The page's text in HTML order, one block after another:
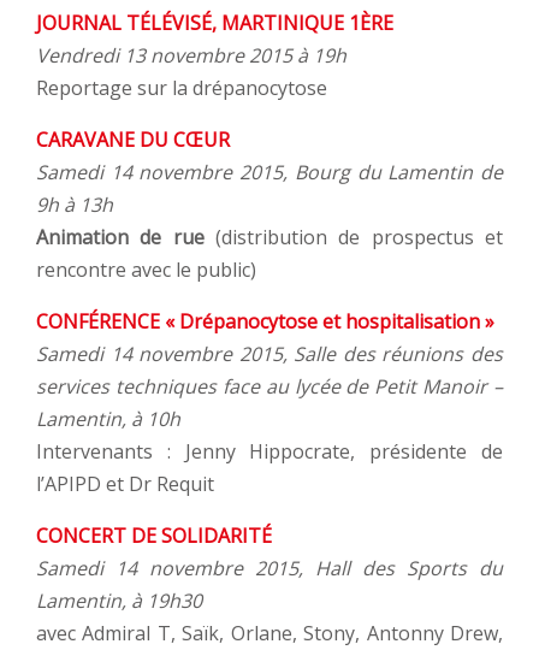
JOURNAL TÉLÉVISÉ, MARTINIQUE 1ÈRE
Vendredi 13 novembre 2015 à 19h
Reportage sur la drépanocytose
CARAVANE DU CŒUR
Samedi 14 novembre 2015, Bourg du Lamentin de
9h à 13h
Animation de rue(distribution de prospectus et
rencontre avec le public)
CONFÉRENCE « Drépanocytose et hospitalisation »
Samedi 14 novembre 2015, Salle des réunions des
services techniques face au lycée de Petit Manoir –
Lamentin, à 10h
Intervenants : Jenny Hippocrate, présidente de
l’APIPD et Dr Requit
CONCERT DE SOLIDARITÉ
Samedi 14 novembre 2015, Hall des Sports du
Lamentin, à 19h30
avec Admiral T, Saïk, Orlane, Stony, Antonny Drew,